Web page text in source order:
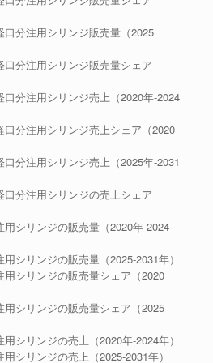
口分注用シリンジ販売量（2025
口分注用シリンジ販売量シェア
口分注用シリンジ売上（2020年-2024
口分注用シリンジ売上シェア（2020
口分注用シリンジ売上（2025年-2031
口分注用シリンジの売上シェア
用シリンジの販売量（2020年-2024
シリンジの販売量（2025-2031年）
用シリンジの販売量シェア（2020
用シリンジの販売量シェア（2025
シリンジの売上（2020年-2024年）
シリンジの売上（2025-2031年）